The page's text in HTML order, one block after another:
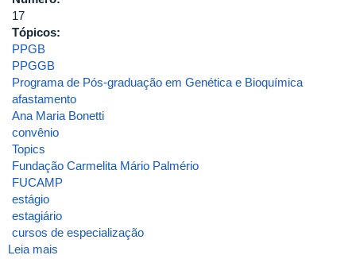
17
Tópicos:
PPGB
PPGGB
Programa de Pós-graduação em Genética e Bioquímica
afastamento
Ana Maria Bonetti
convênio
Topics
Fundação Carmelita Mário Palmério
FUCAMP
estágio
estagiário
cursos de especialização
Leia mais